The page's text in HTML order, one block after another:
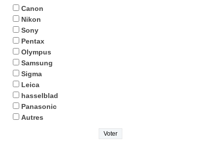
Canon
Nikon
Sony
Pentax
Olympus
Samsung
Sigma
Leica
hasselblad
Panasonic
Autres